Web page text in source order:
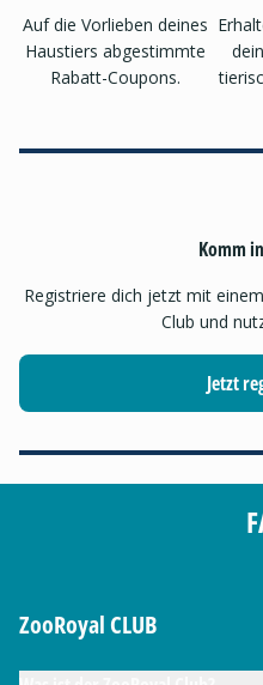
Auf die Vorlieben deines
Haustiers abgestimmte
Rabatt-Coupons.
Komm
Registriere dich jetzt mit
Club und
Jetzt
ZooRoyal CLUB